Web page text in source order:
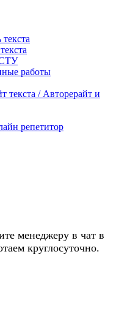
работы
текста / Авторерайт и
репетитор
менеджеру в чат в
круглосуточно.